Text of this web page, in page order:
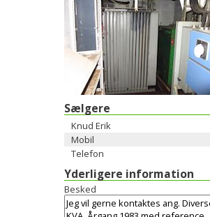
Sælgere
Knud Erik
Mobil
Telefon
Yderligere information
Besked